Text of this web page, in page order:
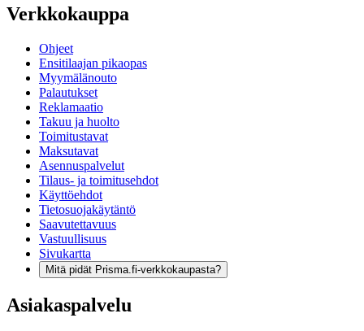
Verkkokauppa
Ohjeet
Ensitilaajan pikaopas
Myymälänouto
Palautukset
Reklamaatio
Takuu ja huolto
Toimitustavat
Maksutavat
Asennuspalvelut
Tilaus- ja toimitusehdot
Käyttöehdot
Tietosuojakäytäntö
Saavutettavuus
Vastuullisuus
Sivukartta
Mitä pidät Prisma.fi-verkkokaupasta?
Asiakaspalvelu